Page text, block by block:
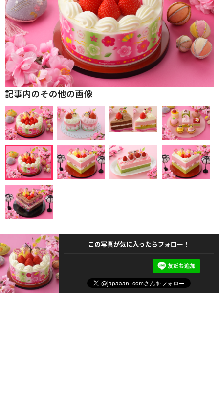
記事内のその他の画像
この写真が気に入ったらフォロー！